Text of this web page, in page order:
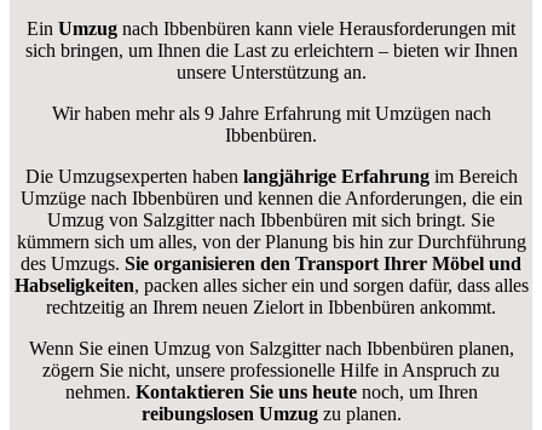
Ein Umzug nach Ibbenbüren kann viele Herausforderungen mit
sich bringen, um Ihnen die Last zu erleichtern – bieten wir Ihnen
unsere Unterstützung an.
Wir haben mehr als 9 Jahre Erfahrung mit Umzügen nach
Ibbenbüren.
Die Umzugsexperten haben langjährige Erfahrungim Bereich
Umzüge nach Ibbenbüren und kennen die Anforderungen, die ein
Umzug von Salzgitter nach Ibbenbüren mit sich bringt. Sie
kümmern sich um alles, von der Planung bis hin zur Durchführung
des Umzugs. Sie organisieren den Transport Ihrer Möbel und
Habseligkeiten, packen alles sicher ein und sorgen dafür, dass alles
rechtzeitig an Ihrem neuen Zielort in Ibbenbüren ankommt.
Wenn Sie einen Umzug von Salzgitter nach Ibbenbüren planen,
zögern Sie nicht, unsere professionelle Hilfe in Anspruch zu
nehmen. Kontaktieren Sie uns heutenoch, um Ihren
reibungslosen Umzugzu planen.